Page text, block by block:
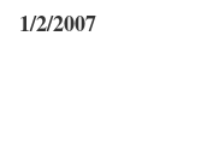
1/2/2007